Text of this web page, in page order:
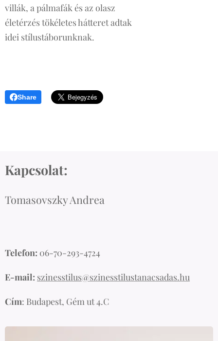
villák, a pálmafák és az olasz
életérzés tökéletes hátteret adtak
idei stílustáborunknak.
Share
Kapcsolat:
Tomasovszky Andrea
Telefon: 06-70-293-4724
E-mail: szinesstilus@szinesstilustanacsadas.hu
Cím: Budapest, Gém ut 4.C